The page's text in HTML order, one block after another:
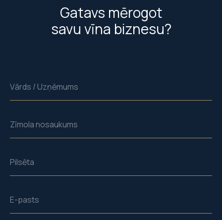
Gatavs mērogot
savu vīna biznesu?
Vārds / Uzņēmums
Zīmola nosaukums
Pilsēta
E-pasts